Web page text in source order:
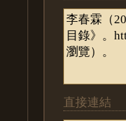
直接連結